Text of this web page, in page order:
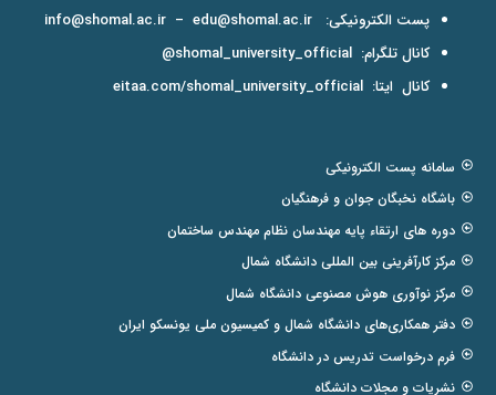
پست الکترونیکی:
info@shomal.ac.ir – edu@shomal.ac.ir
کانال تلگرام: shomal_university_official@
کانال ایتا: eitaa.com/shomal_university_official
سامانه پست الکترونیکی
باشگاه نخبگان جوان و فرهنگیان
دوره های ارتقاء پایه مهندسان نظام مهندس ساختمان
مرکز کارآفرینی بین المللی دانشگاه شمال
مرکز نوآوری هوش مصنوعی دانشگاه شمال
دفتر همکاری‌های دانشگاه شمال و کمیسیون ملی یونسکو ایران
فرم درخواست تدریس در دانشگاه
نشریات و مجلات دانشگاه